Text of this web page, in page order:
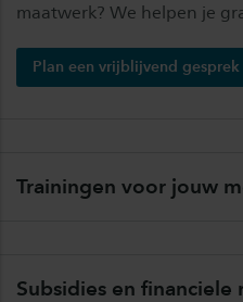
maatwerk? We helpen je
Plan een vrijblijvend gesprek
Trainingen voor jouw
Subsidies en financiele